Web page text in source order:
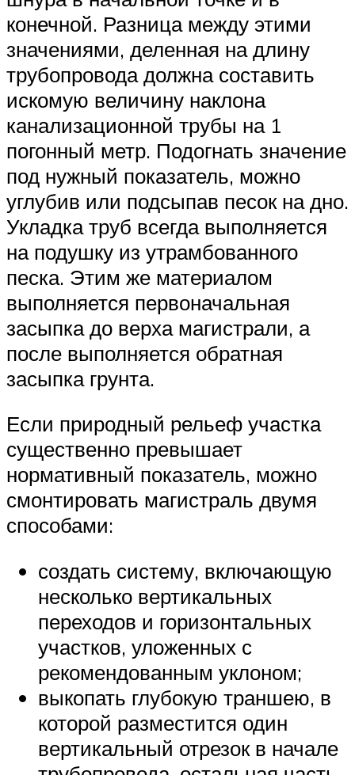
конечной. Разница между этими
значениями, деленная на длину
трубопровода должна составить
искомую величину наклона
канализационной трубы на 1
погонный метр. Подогнать значение
под нужный показатель, можно
углубив или подсыпав песок на дно.
Укладка труб всегда выполняется
на подушку из утрамбованного
песка. Этим же материалом
выполняется первоначальная
засыпка до верха магистрали, а
после выполняется обратная
засыпка грунта.
Если природный рельеф участка
существенно превышает
нормативный показатель, можно
смонтировать магистраль двумя
способами:
создать систему, включающую
несколько вертикальных
переходов и горизонтальных
участков, уложенных с
рекомендованным уклоном;
выкопать глубокую траншею, в
которой разместится один
вертикальный отрезок в начале